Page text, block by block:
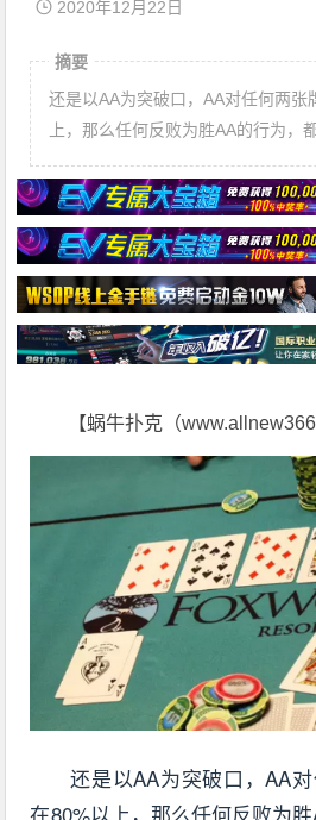
2020年12月22日
摘要
还是以AA为突破口，AA对任何两张
上，那么任何反败为胜AA的行为，
【蜗牛扑克（
还是以AA为突破口，AA
在80%以上，那么任何反败为